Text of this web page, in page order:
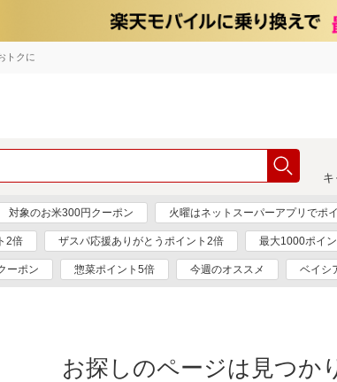
トクに
キ
対象のお米300円クーポン 火曜はネットスーパーアプリでポ
2倍 ザスパ応援ありがとうポイント2倍 最大1000ポイン
ーポン 惣菜ポイント5倍 今週のオススメ ベイシ
お探しのページは見つか